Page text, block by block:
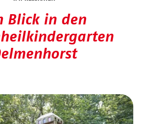
Blick in den